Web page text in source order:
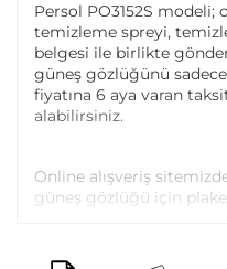
Persol PO3152S
temizleme spreyi,
belgesi ile birlikte
güneş gözlüğünü
fiyatına 6 aya varan
alabilirsiniz.
Online alışveriş
güneş gözlüğü için